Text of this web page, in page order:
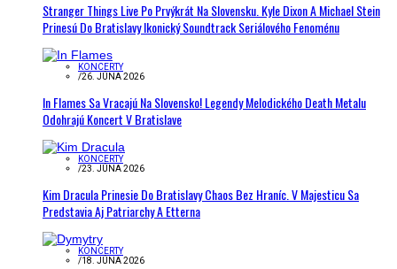
Stranger Things Live Po Prvýkrát Na Slovensku. Kyle Dixon A Michael Stein
Prinesú Do Bratislavy Ikonický Soundtrack Seriálového Fenoménu
KONCERTY
/26. JÚNA 2026
In Flames Sa Vracajú Na Slovensko! Legendy Melodického Death Metalu
Odohrajú Koncert V Bratislave
KONCERTY
/23. JÚNA 2026
Kim Dracula Prinesie Do Bratislavy Chaos Bez Hraníc. V Majesticu Sa
Predstavia Aj Patriarchy A Etterna
KONCERTY
/18. JÚNA 2026